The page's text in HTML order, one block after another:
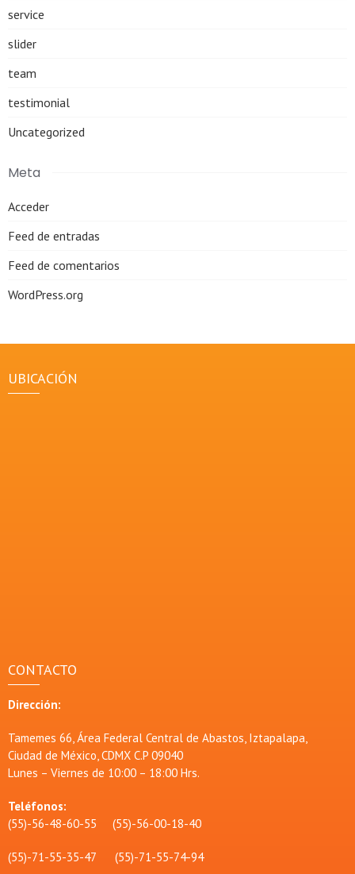
service
slider
team
testimonial
Uncategorized
Meta
Acceder
Feed de entradas
Feed de comentarios
WordPress.org
UBICACIÓN
CONTACTO
Dirección:
Tamemes 66, Área Federal Central de Abastos, Iztapalapa,
Ciudad de México, CDMX C.P 09040
Lunes – Viernes de 10:00 – 18:00 Hrs.
Teléfonos:
(55)-56-48-60-55 (55)-56-00-18-40
(55)-71-55-35-47 (55)-71-55-74-94